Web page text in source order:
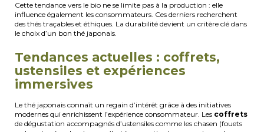
Cette tendance vers le bio ne se limite pas à la production : elle
influence également les consommateurs. Ces derniers recherchent
des thés traçables et éthiques. La durabilité devient un critère clé dans
le choix d’un bon thé japonais.
Tendances actuelles : coffrets,
ustensiles et expériences
immersives
Le thé japonais connaît un regain d’intérêt grâce à des initiatives
modernes qui enrichissent l’expérience consommateur. Les coffrets
de dégustation accompagnés d’ustensiles comme les chasen (fouets